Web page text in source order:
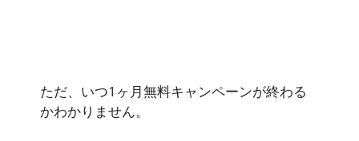
ただ、 いつ1ヶ月無料キャンペーンが終わる
かわかりません。